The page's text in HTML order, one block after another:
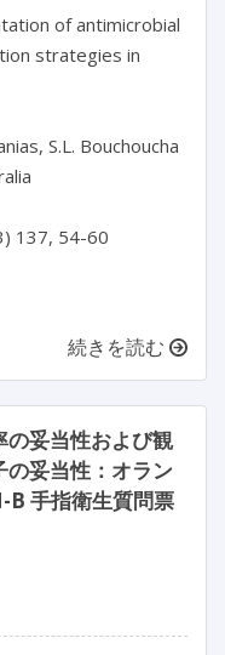
of antimicrobial
strategies in
S.L. Bouchoucha
137, 54-60
続きを読む
の妥当性および観
の妥当性：オラン
B 手指衛生質問票